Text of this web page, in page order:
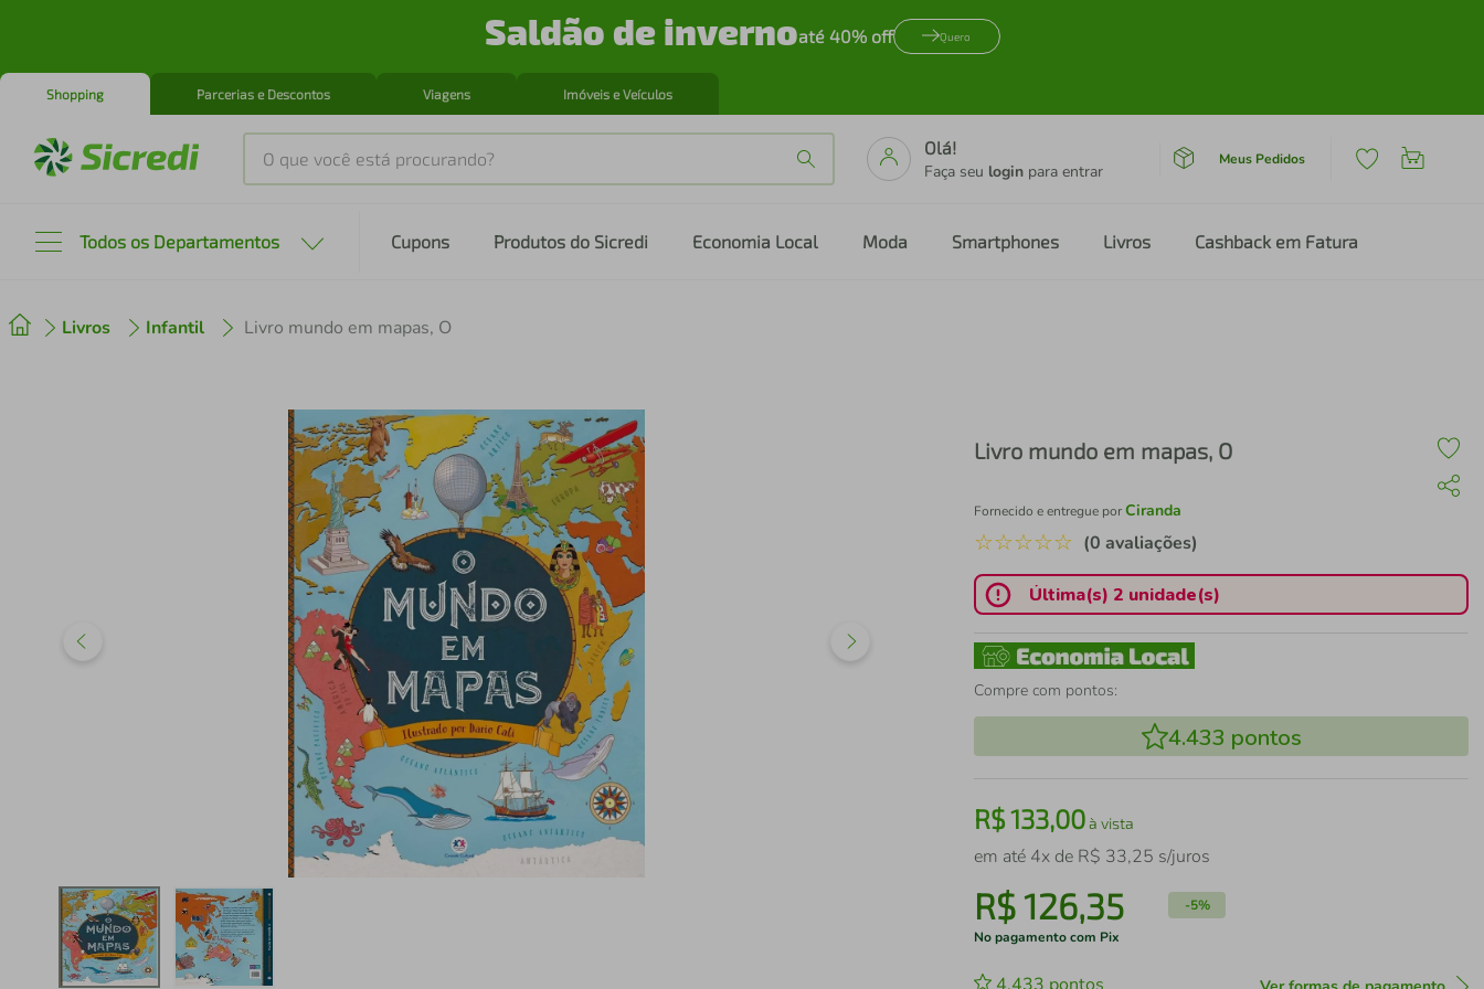
Saldão de invernoaté 40% off Quero
Shopping Parcerias e Descontos Viagens Imóveis e Veículos
O que você está procurando?
Olá!
Faça seu login para entrar
Meus Pedidos
Todos os Departamentos Cupons Produtos do Sicredi Economia Local Moda Smartphones Livros Cashback em Fatura
Livros Infantil Livro mundo em mapas, O
Livro mundo em mapas, O
Fornecido e entregue porCiranda
☆☆☆☆☆ (0 avaliações)
Última(s) 2 unidade(s)
Compre com pontos:
4.433 pontos
R$133,00à vista
em até 4x de R$ 33,25 s/juros
R$126,35 -5%
No pagamento com Pix
2º cafeteira
air fryer
iphone